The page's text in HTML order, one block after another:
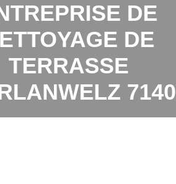
DE
DE
TERRASSE
7140